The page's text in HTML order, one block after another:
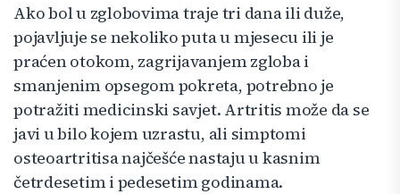
Ako bol u zglobovima traje tri dana ili duže,
pojavljuje se nekoliko puta u mjesecu ili je
praćen otokom, zagrijavanjem zgloba i
smanjenim opsegom pokreta, potrebno je
potražiti medicinski savjet. Artritis može da se
javi u bilo kojem uzrastu, ali simptomi
osteoartritisa najčešće nastaju u kasnim
četrdesetim i pedesetim godinama.